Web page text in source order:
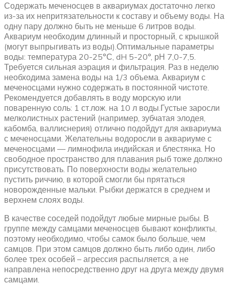
Содержать меченосцев в аквариумах достаточно легко
из-за их непритязательности к составу и объему воды. На
одну пару должно быть не меньше 6 литров воды.
Аквариум необходим длинный и просторный, с крышкой
(могут выпрыгивать из воды).Оптимальные параметры
воды: температура 20-25°С, dH 5-20°, рН 7,0-7,5.
Требуется сильная аэрация и фильтрация. Раз в неделю
необходима замена воды на 1/3 объема. Аквариум с
меченосцами нужно содержать в постоянной чистоте.
Рекомендуется добавлять в воду морскую или
поваренную соль: 1 ст.лож. на 10 л воды.Густые заросли
мелколистных растений (например, зубчатая элодея,
кабомба, валлиснерия) отлично подойдут для аквариума
с меченосцами. Желательны водоросли в аквариуме с
меченосцами — лимнофила индийская и блестянка. Но
свободное пространство для плавания рыб тоже должно
присутствовать. По поверхности воды желательно
пустить риччию, в которой смогли бы прятаться
новорожденные мальки. Рыбки держатся в среднем и
верхнем слоях воды.
В качестве соседей подойдут любые мирные рыбы. В
группе между самцами меченосцев бывают конфликты,
поэтому необходимо, чтобы самок было больше, чем
самцов. При этом самцов должно быть либо один, либо
более трех особей – агрессия распыляется, а не
направлена непосредственно друг на друга между двумя
самцами.